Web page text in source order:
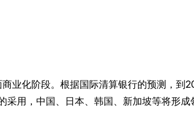
业化阶段。根据国际清算银行的预测，
用，中国、日本、韩国、新加坡等将形成